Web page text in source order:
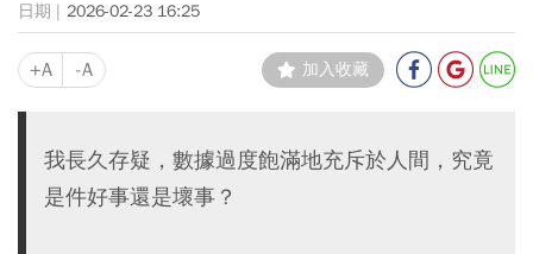
2026-02-23 16:25
+A -A 加入收藏
我長久存疑，數據過度飽滿地充斥於人間，究竟
是件好事還是壞事？